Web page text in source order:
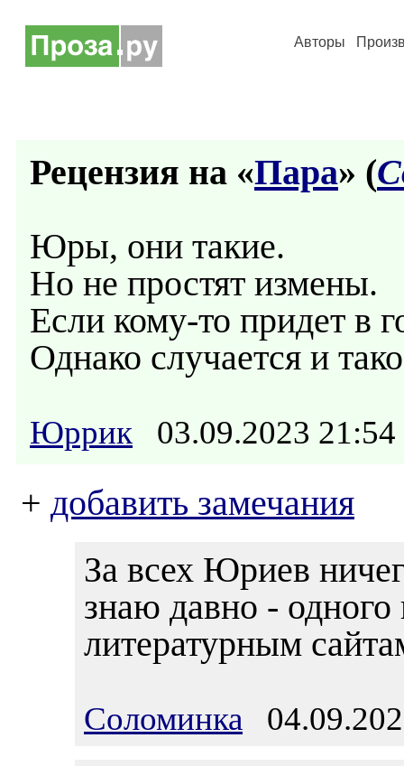
Авторы
Рецензия на «Пара» (
Юры, они такие.
Но не простят измены.
Если кому-то придет в
Однако случается и
Юррик 03.09.2023
+ добавить замечания
За всех Юриев
знаю давно -
литературным
Соломинка